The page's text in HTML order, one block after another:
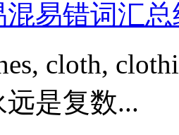
易错词汇总
cloth,
是复数...